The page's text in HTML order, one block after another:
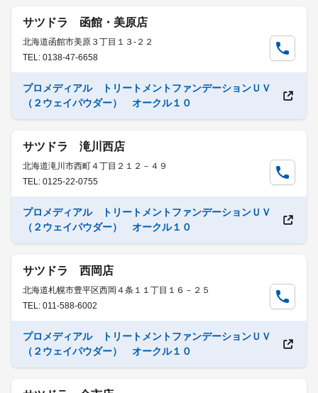
サツドラ 函館・美原店
北海道函館市美原３丁目１３-２２
TEL: 0138-47-6658
プロメディアル トリートメントファンデーションＵＶ
（２ウェイパウダー） オークル１０
サツドラ 滝川西店
北海道滝川市西町４丁目２１２－４９
TEL: 0125-22-0755
プロメディアル トリートメントファンデーションＵＶ
（２ウェイパウダー） オークル１０
サツドラ 西岡店
北海道札幌市豊平区西岡４条１１丁目１６－２５
TEL: 011-588-6002
プロメディアル トリートメントファンデーションＵＶ
（２ウェイパウダー） オークル１０